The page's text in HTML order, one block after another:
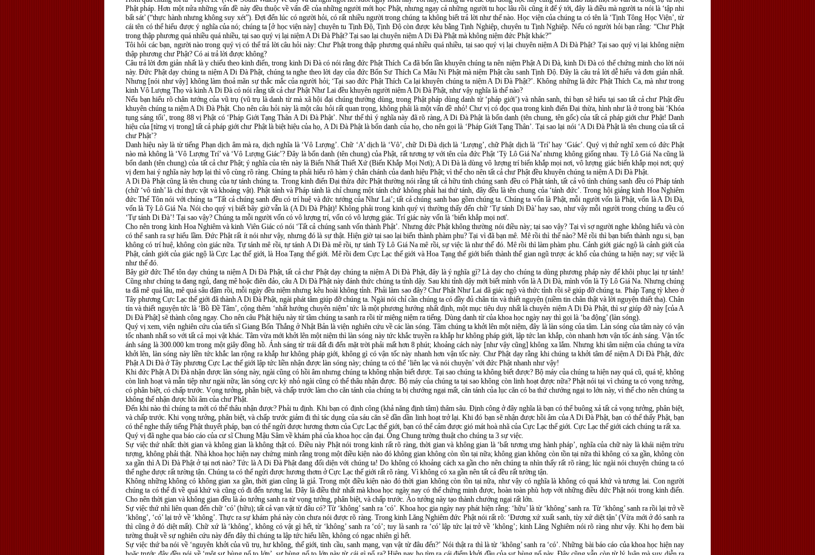
Phật pháp. Hơn một nửa những vấn đề này đều thuộc về vấn đề của những người mới học Phật, nhưng ngay cả những người tu học lâu rồi cũng ít để ý tới, đây là điều mà người ta nói là ‘tập nhi
bất sát’ (“thực hành nhưng không suy xét”). Ðợi đến lúc có người hỏi, có rất nhiều người trong chúng ta không biết trả lời như thế nào. Học viện của chúng ta có tên là ‘Tịnh Tông Học Viện’, từ
cái tên có thể hiểu được ý nghĩa của nó; chúng ta [ở học viện này] chuyên tu Tịnh Ðộ, Tịnh Ðộ còn được kêu bằng Tịnh Nghiệp, chuyên tu Tịnh Nghiệp. Nếu có người hỏi bạn rằng: “Chư Phật
trong thập phương quá nhiều quá nhiều, tại sao quý vị lại niệm A Di Ðà Phật? Tại sao lại chuyên niệm A Di Ðà Phật mà không niệm đức Phật khác?”
Tôi hỏi các bạn, người nào trong quý vị có thể trả lời câu hỏi này: Chư Phật trong thập phương quá nhiều quá nhiều, tại sao quý vị lại chuyên niệm A Di Ðà Phật? Tại sao quý vị lại không niệm
thập phương chư Phật? Có ai trả lời được không?
Câu trả lời đơn giản nhất là y chiếu theo kinh điển, trong kinh Di Ðà có nói rằng đức Phật Thích Ca đã bốn lần khuyên chúng ta nên niệm Phật A Di Ðà, kinh Di Ðà có thể chứng minh cho lời nói
này. Ðức Phật dạy chúng ta niệm A Di Ðà Phật, chúng ta nghe theo lời dạy của đức Bổn Sư Thích Ca Mâu Ni Phật mà niệm Phật cầu sanh Tịnh Ðộ. Ðây là câu trả lời dễ hiểu và đơn giản nhất.
Nhưng [nói như vậy] không làm thoả mãn sự thắc mắc của người hỏi; ‘Tại sao đức Phật Thích Ca lại khuyên chúng ta niệm A Di Ðà Phật?’. Không những là đức Phật Thích Ca, mà như trong
kinh Vô Lượng Thọ và kinh A Di Ðà có nói rằng tất cả chư Phật Như Lai đều khuyên người niệm A Di Ðà Phật, như vậy nghĩa là thế nào?
Nếu bạn hiểu rõ chân tướng của vũ trụ (vũ trụ là danh từ mà xã hội đại chúng thường dùng, trong Phật pháp dùng danh từ ‘pháp giới’) và nhân sanh, thì bạn sẽ hiểu tại sao tất cả chư Phật đều
khuyên chúng ta niệm A Di Ðà Phật. Cho nên câu hỏi này là một câu hỏi rất quan trọng, không phải là một vấn đề nhỏ! Chư vị có đọc qua trong kinh điển Ðại thừa, hình như là ở trong bài ‘Khóa
tụng sáng tối’, trong 88 vị Phật có ‘Pháp Giới Tạng Thân A Di Ðà Phật’. Như thế thì ý nghĩa này đã rõ ràng, A Di Ðà Phật là bổn danh (tên chung, tên gốc) của tất cả pháp giới chư Phật! Danh
hiệu của [từng vị trong] tất cả pháp giới chư Phật là biệt hiệu của họ, A Di Ðà Phật là bổn danh của họ, cho nên gọi là ‘Pháp Giới Tạng Thân’. Tại sao lại nói ‘A Di Ðà Phật là tên chung của tất cả
chư Phật’?
Danh hiệu này là từ tiếng Phạn dịch âm mà ra, dịch nghĩa là ‘Vô Lượng’. Chữ ‘A’ dịch là ‘Vô’, chữ Di Ðà dịch là ‘Lượng’, chữ Phật dịch là ‘Trí’ hay ‘Giác’. Quý vị thử nghĩ xem có đức Phật
nào mà không là ‘Vô Lượng Trí’ và ‘Vô Lượng Giác’? Ðây là bổn danh (tên chung) của Phật, rất tương tợ với tên của đức Phật ‘Tỳ Lô Giá Na’ nhưng không giống nhau. Tỳ Lô Giá Na cũng là
bổn danh (tên chung) của tất cả chư Phật; ý nghĩa của tên này là Biến Nhất Thiết Xứ (Biến Khắp Mọi Nơi); A Di Ðà là dùng vô lượng trí biến khắp mọi nơi, vô lượng giác biến khắp mọi nơi; quý
vị đem hai ý nghĩa này hợp lại thì vô cùng rõ ràng. Chúng ta phải hiểu rõ hàm ý chân chánh của danh hiệu Phật; vì thế cho nên tất cả chư Phật đều khuyên chúng ta niệm A Di Ðà Phật.
A Di Ðà Phật cũng là tên chung của tự tánh chúng ta. Trong kinh điển Ðại thừa đức Phật thường nói rằng tất cả hữu tình chúng sanh đều có Phật tánh, tất cả vô tình chúng sanh đều có Pháp tánh
(chữ ‘vô tình’ là chỉ thực vật và khoáng vật). Phật tánh và Pháp tánh là chỉ chung một tánh chứ không phải hai thứ tánh, đây đều là tên chung của ‘tánh đức’. Trong hội giảng kinh Hoa Nghiêm
đức Thế Tôn nói với chúng ta “Tất cả chúng sanh đều có trí huệ và đức tướng của Như Lai’; tất cả chúng sanh bao gồm chúng ta. Chúng ta vốn là Phật, mỗi người vốn là Phật, vốn là A Di Ðà,
vốn là Tỳ Lô Giá Na. Nói cho quý vị biết bây giờ vẫn là (A Di Ðà Phật)! Không phải trong kinh quý vị thường thấy đến chữ ‘Tự tánh Di Ðà’ hay sao, như vậy mỗi người trong chúng ta đều có
‘Tự tánh Di Ðà’! Tại sao vậy? Chúng ta mỗi người vốn có vô lượng trí, vốn có vô lượng giác. Trí giác này vốn là ‘biến khắp mọi nơi'.
Cho nên trong kinh Hoa Nghiêm và kinh Viên Giác có nói ‘Tất cả chúng sanh vốn thành Phật’. Nhưng đức Phật không thường nói điều này; tại sao vậy? Tại vì sợ người nghe không hiểu và còn
có thể sanh ra sự hiểu lầm. Ðức Phật rất ít nói như vậy, nhưng đó là sự thật. Hiện giờ tại sao lại biến thành phàm phu? Tại vì đã bạn mê. Mê rồi thì thế nào? Mê rồi thì bạn biến thành ngu si, bạn
không có trí huệ, không còn giác nữa. Tự tánh mê rồi, tự tánh A Di Ðà mê rồi, tự tánh Tỳ Lô Giá Na mê rồi, sự việc là như thế đó. Mê rồi thì làm phàm phu. Cảnh giới giác ngộ là cảnh giới của
Phật, cảnh giới của giác ngộ là Cực Lạc thế giới, là Hoa Tạng thế giới. Mê rồi đem Cực Lạc thế giới và Hoa Tạng thế giới biến thành thế gian ngũ trược ác khổ của chúng ta hiện nay; sự việc là
như thế đó.
Bây giờ đức Thế tôn dạy chúng ta niệm A Di Ðà Phật, tất cả chư Phật dạy chúng ta niệm A Di Ðà Phật, đây là ý nghĩa gì? Là dạy cho chúng ta dùng phương pháp này để khôi phục lại tự tánh!
Cũng như chúng ta đang ngủ, đang mê hoặc điên đảo, câu A Di Ðà Phật này đánh thức chúng ta tỉnh dậy. Sau khi tỉnh dậy mới biết mình vốn là A Di Ðà, mình vốn là Tỳ Lô Giá Na. Nhưng chúng
ta đã mê quá lâu, mê quá sâu đậm rồi, mỗi ngày đều niệm nhưng kêu hoài không tỉnh. Phải làm sao đây? Chư Phật Như Lai đã giác ngộ và thức tỉnh rồi sẽ giúp đỡ chúng ta. Pháp Tạng tỳ kheo ở
Tây phương Cực Lạc thế giới đã thành A Di Ðà Phật, ngài phát tâm giúp đỡ chúng ta. Ngài nói chỉ cần chúng ta có đầy đủ chân tín và thiết nguyện (niềm tin chân thật và lời nguyện thiết tha). Chân
tín và thiết nguyện tức là ‘Bồ Ðề Tâm’, cộng thêm ‘nhất hướng chuyên niệm’ tức là một phương hướng nhất định, một mục tiêu duy nhất là chuyên niệm A Di Ðà Phật, thì sự giúp đỡ này [của A
Di Ðà Phật] sẽ thành công ngay. Cho nên câu Phật hiệu này từ tâm chúng ta sanh ra rồi từ miệng niệm ra tiếng. Dùng danh từ của khoa học ngày nay thì gọi là ‘ba động’ (làn sóng).
Quý vị xem, viện nghiên cứu của tiến sĩ Giang Bổn Thắng ở Nhật Bản là viện nghiên cứu về các làn sóng. Tâm chúng ta khởi lên một niệm, đây là làn sóng của tâm. Làn sóng của tâm này có vận
tốc nhanh nhất so với tất cả mọi vật khác. Tâm vừa mới khởi lên một niệm thì làn sóng này tức khắc truyền ra khắp hư không pháp giới, lập tức lan khắp, còn nhanh hơn vận tốc ánh sáng. Vận tốc
ánh sáng là 300.000 km trong một giây đồng hồ. Ánh sáng từ trái đất đi đến mặt trời phải mất hơn 8 phút; khoảng cách này [như vậy cũng] không xa lắm. Nhưng khi tâm niệm của chúng ta vừa
khởi lên, làn sóng này liền tức khắc lan rộng ra khắp hư không pháp giới, không gì có vận tốc này nhanh hơn vận tốc này. Chư Phật dạy rằng khi chúng ta khởi tâm để niệm A Di Ðà Phật, đức
Phật A Di Ðà ở Tây phương Cực Lạc thế giới lập tức liền nhận được làn sóng này; chúng ta có thể ‘liên lạc và nói chuyện’ với đức Phật nhanh như vậy!
Khi đức Phật A Di Ðà nhận được làn sóng này, ngài cũng có hồi âm nhưng chúng ta không nhận biết được. Tại sao chúng ta không biết được? Bộ máy của chúng ta hiện nay quá cũ, quá tệ, không
còn linh hoạt và mẫn tiệp như ngài nữa; làn sóng cực kỳ nhỏ ngài cũng có thể thâu nhận được. Bộ máy của chúng ta tại sao không còn linh hoạt được nữa? Phật nói tại vì chúng ta có vọng tưởng,
có phân biệt, có chấp trước. Vọng tưởng, phân biệt, và chấp trước làm cho căn tánh của chúng ta bị chướng ngại mất, căn tánh của lục căn có ba thứ chướng ngại to lớn này, vì thế cho nên chúng ta
không thể nhận được hồi âm của chư Phật.
Ðến khi nào thì chúng ta mới có thể thâu nhận được? Phải tu định. Khi bạn có định công (khả năng định tâm) thâm sâu. Ðịnh công ở đây nghĩa là bạn có thể buông xả tất cả vọng tưởng, phân biệt,
và chấp trước. Khi vọng tưởng, phân biệt, và chấp trước giảm đi thì tác dụng của sáu căn sẽ dần dần linh hoạt trở lại. Khi đó bạn sẽ nhận được hồi âm của A Di Ðà Phật, bạn có thể thấy Phật, bạn
có thể nghe thấy tiếng Phật thuyết pháp, bạn có thể ngửi được hương thơm của Cực Lạc thế giới, bạn có thể cảm được gió mát hoà nhã của Cực Lạc thế giới. Cực Lạc thế giới cách chúng ta rất xa.
Quý vị đã nghe qua báo cáo của cư sĩ Chung Mậu Sâm về khám phá của khoa học cận đại. Ông Chung tường thuật cho chúng ta 3 sự việc.
Sự việc thứ nhất: thời gian và không gian là không thật có. Ðiều này Phật nói trong kinh rất rõ ràng, thời gian và không gian là ‘bất tương ưng hành pháp’, nghĩa của chữ này là khái niệm trừu
tượng, không phải thật. Nhà khoa học hiện nay chứng minh rằng trong một điều kiện nào đó không gian không còn tồn tại nữa; không gian không còn tồn tại nữa thì không có xa gần, không còn
xa gần thì A Di Ðà Phật ở tại nơi nào? Tức là A Di Ðà Phật đang đối diện với chúng ta! Do không có khoảng cách xa gần cho nên chúng ta nhìn thấy rất rõ ràng; lúc ngài nói chuyện chúng ta có
thể nghe được rất tường tận. Chúng ta có thể ngửi được hương thơm ở Cực Lạc thế giới rất rõ ràng. Vì không có xa gần nên tất cả đều rất tường tận.
Không những không có không gian xa gần, thời gian cũng là giả. Trong một điều kiện nào đó thời gian không còn tồn tại nữa, như vậy có nghĩa là không có quá khứ và tương lai. Con người
chúng ta có thể đi về quá khứ và cũng có đi đến tương lai. Ðây là điều thứ nhất mà khoa học ngày nay có thể chứng minh được, hoàn toàn phù hợp với những điều đức Phật nói trong kinh điển.
Cho nên thời gian và không gian đều là ảo tưởng sanh ra từ vọng tưởng, phân biệt, và chấp trước. Ảo tưởng này tạo thành chướng ngại rất lớn.
Sự việc thứ nhì liên quan đến chữ ‘có’ (hữu); tất cả vạn vật từ đâu có? Từ ‘không’ sanh ra ‘có’. Khoa học gia ngày nay phát hiện rằng: ‘hữu’ là từ ‘không’ sanh ra. Từ ‘không’ sanh ra rồi lại trở về
‘không’, ‘có’ lại trở về ‘không’. Thực ra sự khám phá này còn chưa nói được rõ ràng. Trong kinh Lăng Nghiêm đức Phật nói rất rõ: ‘Ðương xứ xuất sanh, tùy xứ diệt tận’ (Vừa mới ở đó sanh ra
thì cũng ở đó diệt mất). Chữ xứ là ‘không’, không có vật gì hết, từ ‘không’ sanh ra ‘có’; tuy là sanh ra ‘có’ lập tức lại trở về ‘không’; kinh Lăng Nghiêm nói rõ ràng như vậy. Khi họ đem bài
tường thuật về sự nghiên cứu này đến đây thì chúng ta lập tức hiểu liền, không có ngạc nhiên gì hết.
Sự việc thứ ba nói về ‘nguyên khởi của vũ trụ, hư không, thế giới, tinh cầu, sanh mạng, vạn vật từ đâu đến?’ Nói thật ra thì là từ ‘không’ sanh ra ‘có’. Những bài báo cáo của khoa học hiện nay